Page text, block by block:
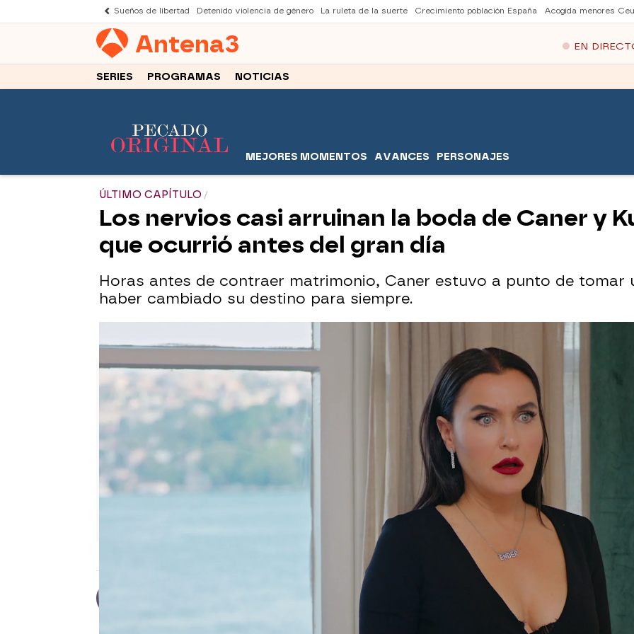
Sueños de libertad Detenido violencia de género La ruleta de la suerte Crecimiento población España Acogida menores
Antena3 EN
SERIES PROGRAMAS NOTICIAS
MEJORES MOMENTOS AVANCES PERSONAJES
ÚLTIMO CAPÍTULO
Los nervios casi arruinan la boda de Caner y
que ocurrió antes del gran día
Horas antes de contraer matrimonio, Caner estuvo a punto de tomar
haber cambiado su destino para siempre.
“Yo también te quiero”: Kumru declara su amor por primera vez a Caner
WhatsappFacebook